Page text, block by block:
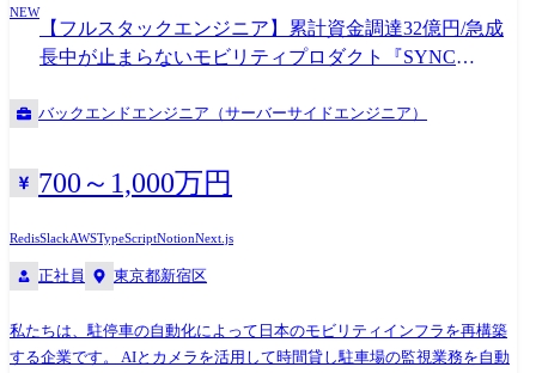
オフショア開発管理(日本語) 4.AIカメラによる不動産管理業務の自動化
「AIMO」 ●サービス設計 ●経営・営業の方針・要望をベースに開発優先
順の決定 ●要件定義 ●オフショア開発管理(日本語) ❙ サービスサイト
sys.com/parking.html PARK FLOW: https://park-flow.jp SYNC PORT:
NEW
【フルスタックエンジニア】累計資金調達32億円/急成
長中が止まらないモビリティプロダクト『SYNC
バックエンドエンジニア（サーバーサイドエンジニア）
700～1,000万円
RedisSlackAWSTypeScriptNotionNext.js
正社員 東京都新宿区
私たちは、駐停車の自動化によって日本のモビリティインフラを再構築
する企業です。 AIとカメラを活用して時間貸し駐車場の監視業務を自動